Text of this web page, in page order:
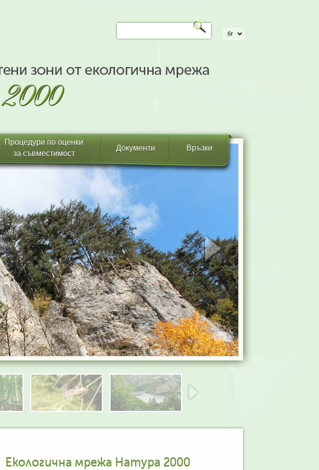
Процедури по оценки
за съвместимост
Документи Връзки
Екологична мрежа Натура 2000